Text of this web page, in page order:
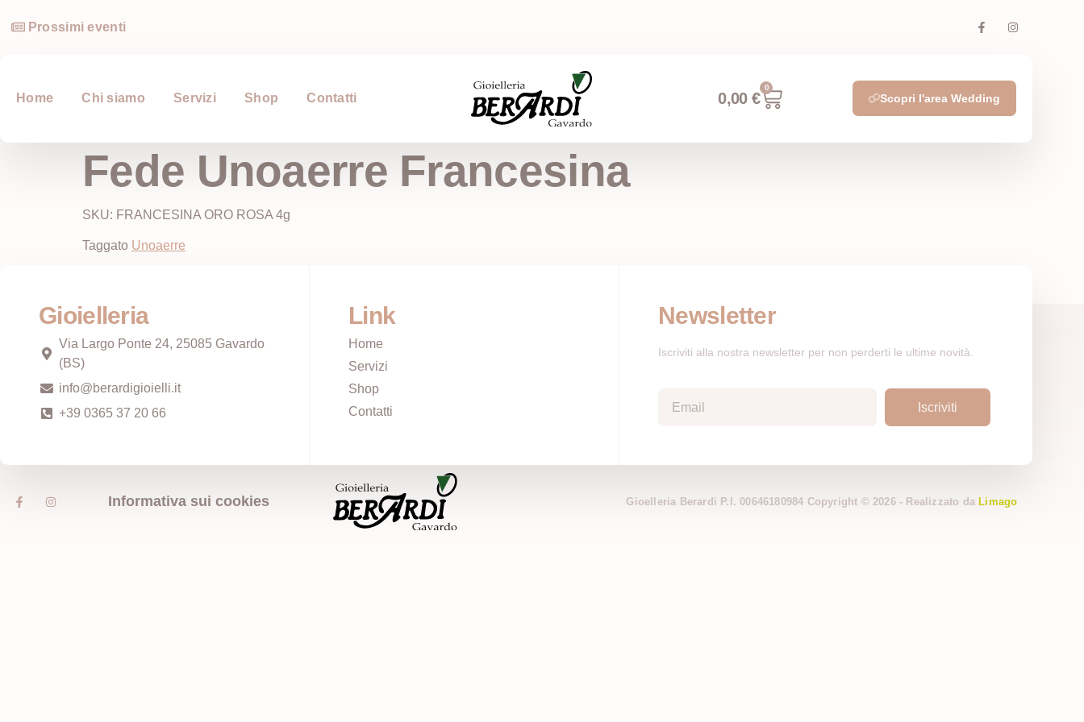
Prossimi eventi
Home Chi siamo Servizi Shop Contatti 0,00 €
0
Scopri l'area Wedding
Fede Unoaerre Francesina
SKU: FRANCESINA ORO ROSA 4g
Taggato Unoaerre
Gioielleria
Via Largo Ponte 24, 25085 Gavardo
(BS)
info@berardigioielli.it
+39 0365 37 20 66
Link
Home
Servizi
Shop
Contatti
Newsletter
Iscriviti alla nostra newsletter per non perderti le ultime novità.
Iscriviti
Informativa sui cookies Gioelleria Berardi P.I. 00646180984 Copyright © 2026 - Realizzato da Limago